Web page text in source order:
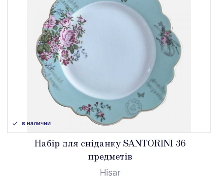
в наличии
Набір для сніданку SANTORINI 36
предметів
Hisar